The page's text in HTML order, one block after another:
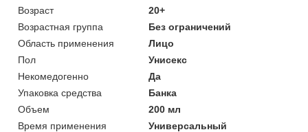
Возраст
20+
Возрастная группа
Без ограничений
Область применения
Лицо
Пол
Унисекс
Некомедогенно
Да
Упаковка средства
Банка
Объем
200 мл
Время применения
Универсальный